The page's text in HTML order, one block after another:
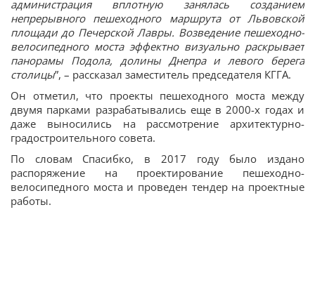
администрация вплотную занялась созданием
непрерывного пешеходного маршрута от Львовской
площади до Печерской Лавры. Возведение пешеходно-
велосипедного моста эффектно визуально раскрывает
панорамы Подола, долины Днепра и левого берега
столицы”, – рассказал заместитель председателя КГГА.
Он отметил, что проекты пешеходного моста между
двумя парками разрабатывались еще в 2000-х годах и
даже выносились на рассмотрение архитектурно-
градостроительного совета.
По словам Спасибко, в 2017 году было издано
распоряжение на проектирование пешеходно-
велосипедного моста и проведен тендер на проектные
работы.